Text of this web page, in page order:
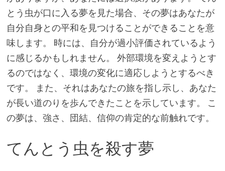
とう虫が口に入る夢を見た場合、その夢はあなたが
自分自身との平和を見つけることができることを意
味します。 時には、自分が過小評価されているよう
に感じるかもしれません。 外部環境を変えようとす
るのではなく、環境の変化に適応しようとするべき
です。 また、それはあなたの旅を指し示し、あなた
が長い道のりを歩んできたことを示しています。 こ
の夢は、強さ、団結、信仰の肯定的な前触れです。
てんとう虫を殺す夢